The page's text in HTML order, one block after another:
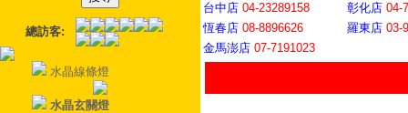
總訪客:
水晶線條燈
水晶玄關燈
台中店 04-23289158 彰化店 04-
恆春店 08-8896626 羅東店 03-
金馬澎店 07-7191023